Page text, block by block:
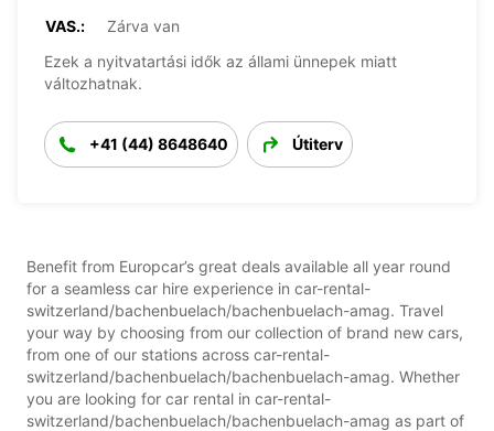
VAS.:
Zárva van
Ezek a nyitvatartási idők az állami ünnepek miatt
változhatnak.
+41 (44) 8648640 Útiterv
Benefit from Europcar’s great deals available all year round
for a seamless car hire experience in car-rental-
switzerland/bachenbuelach/bachenbuelach-amag. Travel
your way by choosing from our collection of brand new cars,
from one of our stations across car-rental-
switzerland/bachenbuelach/bachenbuelach-amag. Whether
you are looking for car rental in car-rental-
switzerland/bachenbuelach/bachenbuelach-amag as part of